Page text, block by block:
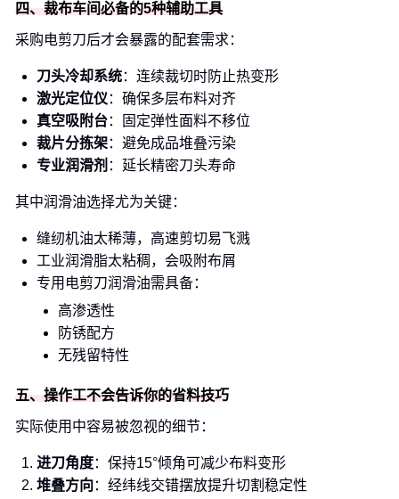
四、裁布车间必备的5种辅助工具
采购电剪刀后才会暴露的配套需求：
刀头冷却系统：连续裁切时防止热变形
激光定位仪：确保多层布料对齐
真空吸附台：固定弹性面料不移位
裁片分拣架：避免成品堆叠污染
专业润滑剂 ：延长精密刀头寿命
其中润滑油选择尤为关键：
缝纫机油太稀薄，高速剪切易飞溅
工业润滑脂太粘稠，会吸附布屑
专用电剪刀润滑油需具备：
高渗透性
防锈配方
无残留特性
五、操作工不会告诉你的省料技巧
实际使用中容易被忽视的细节：
进刀角度：保持15°倾角可减少布料变形
堆叠方向 ：经纬线交错摆放提升切割稳定性